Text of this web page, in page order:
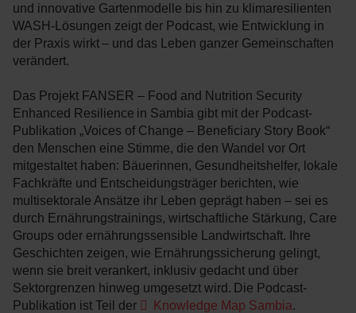
und innovative Gartenmodelle bis hin zu klimaresilienten
WASH-Lösungen zeigt der Podcast, wie Entwicklung in
der Praxis wirkt – und das Leben ganzer Gemeinschaften
verändert.
Das Projekt FANSER – Food and Nutrition Security
Enhanced Resilience in Sambia gibt mit der Podcast-
Publikation „Voices of Change – Beneficiary Story Book“
den Menschen eine Stimme, die den Wandel vor Ort
mitgestaltet haben: Bäuerinnen, Gesundheitshelfer, lokale
Fachkräfte und Entscheidungsträger berichten, wie
multisektorale Ansätze ihr Leben geprägt haben – sei es
durch Ernährungstrainings, wirtschaftliche Stärkung, Care
Groups oder ernährungssensible Landwirtschaft. Ihre
Geschichten zeigen, wie Ernährungssicherung gelingt,
wenn sie breit verankert, inklusiv gedacht und über
Sektorgrenzen hinweg umgesetzt wird. Die Podcast-
Publikation ist Teil der
Knowledge Map Sambia.